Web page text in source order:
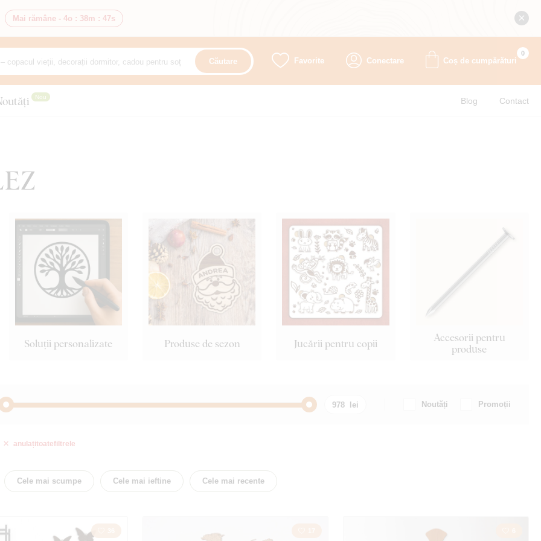
Mai rămâne - 4o : 38m : 46s
Căutare Favorite Conectare Coș de cumpărături
0
Nou Blog Contact
Soluții personalizate Produse de sezon Jucării pentru copii
Accesorii pentru
produse
Noutăți Promoții
Budism Citat / Inscripție
Cal Dragoste Oameni
anulațitoatefiltrele
Cele mai scumpe Cele mai ieftine Cele mai recente